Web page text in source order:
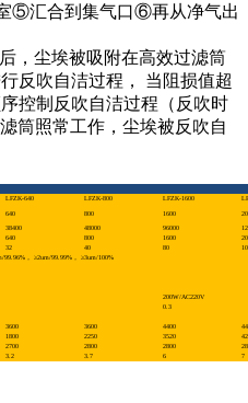
⑤汇合到集气口⑥再从净气出
，尘埃被吸附在高效过滤筒
反吹自洁过程， 当阻损值超
控制反吹自洁过程（反吹时
筒照常工作，尘埃被反吹自
LFZK-640 LFZK-800 LFZK-1600
640 800 1600
38400 48000 96000
640 800 1600
32 40 80
， ≥2um/99.99%， ≥3um/100%
200W/AC220V
0.3
3600 3600 4400
1800 2250 3520
2700 2800 2800
3.2 3.7 6 7